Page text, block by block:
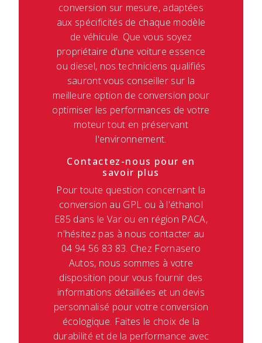
conversion sur mesure, adaptées
aux spécificités de chaque modèle
de véhicule. Que vous soyez
propriétaire d'une voiture essence
ou diesel, nos techniciens qualifiés
sauront vous conseiller sur la
meilleure option de conversion pour
optimiser les performances de votre
moteur tout en préservant
l'environnement.
Contactez-nous pour en
savoir plus
Pour toute question concernant la
conversion au GPL ou à l'éthanol
E85 dans le Var ou en région PACA,
n'hésitez pas à nous contacter au
04 94 56 83 83. Chez Fornasero
Autos, nous sommes à votre
disposition pour vous fournir des
informations détaillées et un devis
personnalisé pour votre conversion
écologique. Faites le choix de la
durabilité et de la performance avec